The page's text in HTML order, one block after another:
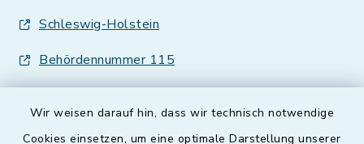
Wir weisen darauf hin, dass wir technisch notwendige
Cookies einsetzen, um eine optimale Darstellung unserer
Schleswig-Holstein
Behördennummer 115